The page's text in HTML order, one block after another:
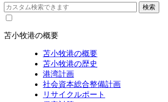
苫小牧港の概要
苫小牧港の概要
苫小牧港の歴史
港湾計画
社会資本総合整備計画
リサイクルポート